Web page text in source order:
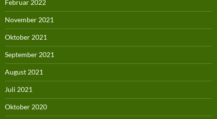
Februar 2022
November 2021
Oktober 2021
September 2021
August 2021
Juli 2021
Oktober 2020